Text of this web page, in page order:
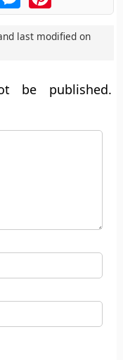
last modified on
be published.